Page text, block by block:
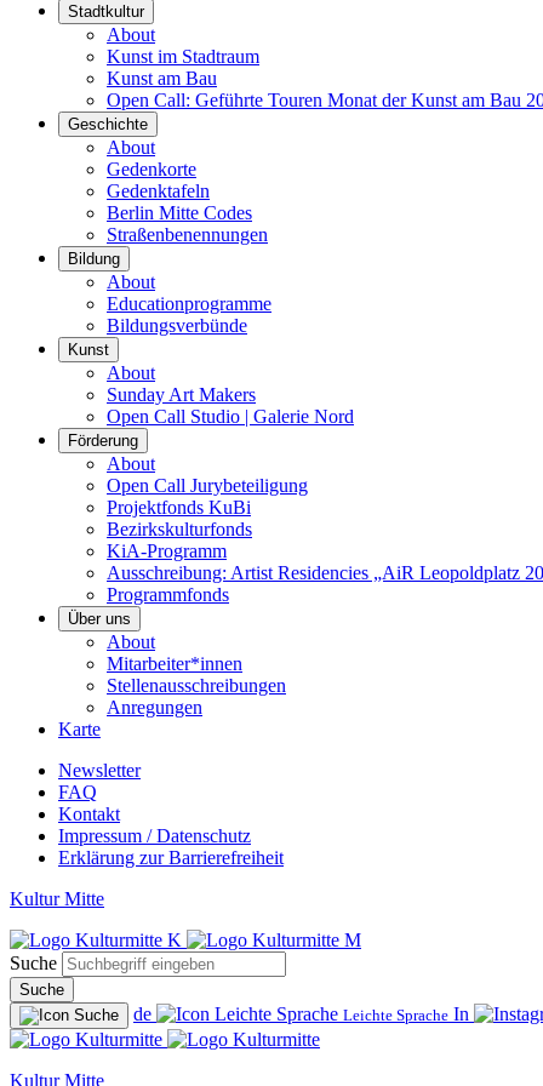
Stadtkultur
About
Kunst im Stadtraum
Kunst am Bau
Open Call: Geführte Touren Monat der Kunst am Bau
Geschichte
About
Gedenkorte
Gedenktafeln
Berlin Mitte Codes
Straßenbenennungen
Bildung
About
Educationprogramme
Bildungsverbünde
Kunst
About
Sunday Art Makers
Open Call Studio | Galerie Nord
Förderung
About
Open Call Jurybeteiligung
Projektfonds KuBi
Bezirkskulturfonds
KiA-Programm
Ausschreibung: Artist Residencies „AiR Leopoldplatz
Programmfonds
Über uns
About
Mitarbeiter*innen
Stellenausschreibungen
Anregungen
Karte
Newsletter
FAQ
Kontakt
Impressum / Datenschutz
Erklärung zur Barrierefreiheit
Kultur Mitte
Suche
Suche
de Leichte Sprache In
Kultur Mitte